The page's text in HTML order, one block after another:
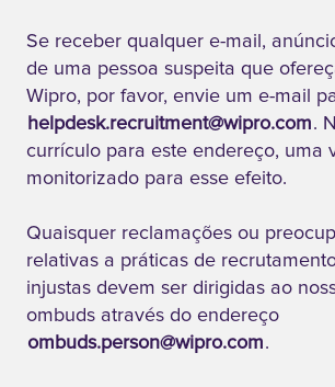
Se receber qualquer e-mail,
de uma pessoa suspeita que
Wipro, por favor, envie um e-mail
helpdesk.recruitment@wipro.com.
currículo para este endereço, uma
monitorizado para esse efeito.
Quaisquer reclamações ou
relativas a práticas de
injustas devem ser dirigidas ao
ombuds através do endereço
ombuds.person@wipro.com.